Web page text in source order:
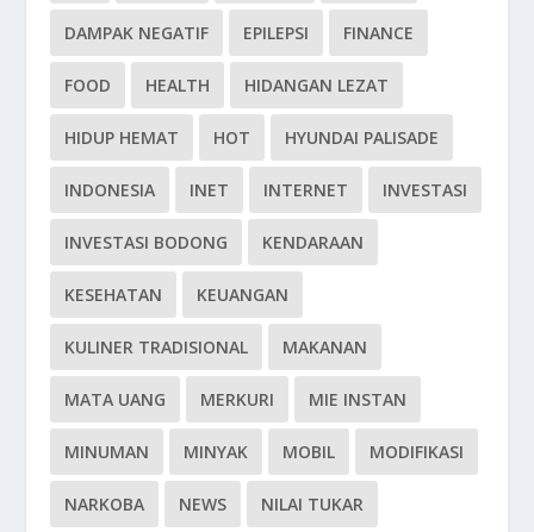
DAMPAK NEGATIF EPILEPSI FINANCE
FOOD HEALTH HIDANGAN LEZAT
HIDUP HEMAT HOT HYUNDAI PALISADE
INDONESIA INET INTERNET INVESTASI
INVESTASI BODONG KENDARAAN
KESEHATAN KEUANGAN
KULINER TRADISIONAL MAKANAN
MATA UANG MERKURI MIE INSTAN
MINUMAN MINYAK MOBIL MODIFIKASI
NARKOBA NEWS NILAI TUKAR